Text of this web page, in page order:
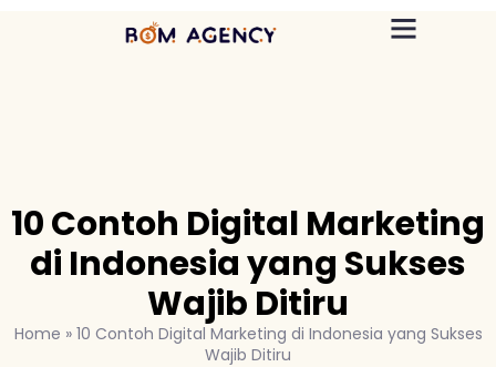
10 Contoh Digital Marketing
di Indonesia yang Sukses
Wajib Ditiru
Home » 10 Contoh Digital Marketing di Indonesia yang Sukses
Wajib Ditiru